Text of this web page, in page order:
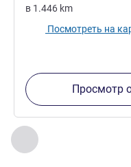
Назад - Другие
Страница ,
в 1.446 km
Посмотреть на
Просмотр